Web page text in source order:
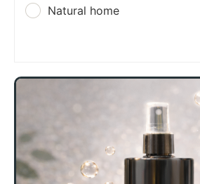
Natural home